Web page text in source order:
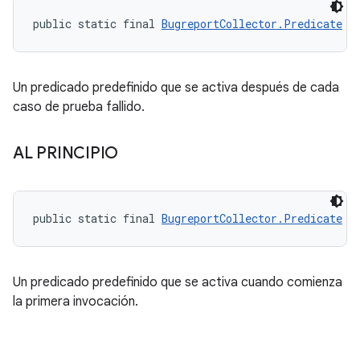
public static final BugreportCollector.Predicate
Un predicado predefinido que se activa después de cada
caso de prueba fallido.
AL PRINCIPIO
public static final BugreportCollector.Predicate
Un predicado predefinido que se activa cuando comienza
la primera invocación.